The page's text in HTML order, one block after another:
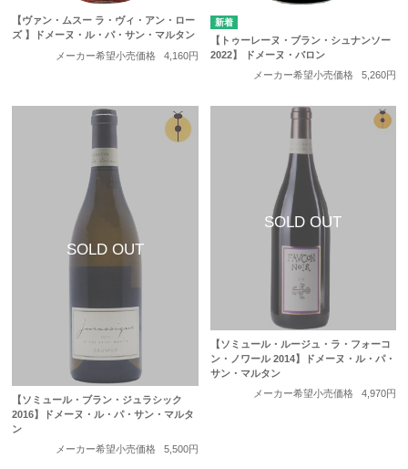
【ヴァン・ムスー ラ・ヴィ・アン・ロー
ズ 】ドメーヌ・ル・パ・サン・マルタン
メーカー希望小売価格
4,160円
【トゥーレーヌ・ブラン・シュナンソー
2022】 ドメーヌ・バロン
メーカー希望小売価格
5,260円
【ソミュール・ブラン・ジュラシック
2016】ドメーヌ・ル・パ・サン・マルタ
ン
メーカー希望小売価格
5,500円
【ソミュール・ルージュ・ラ・フォーコ
ン・ノワール 2014】ドメーヌ・ル・パ・
サン・マルタン
メーカー希望小売価格
4,970円